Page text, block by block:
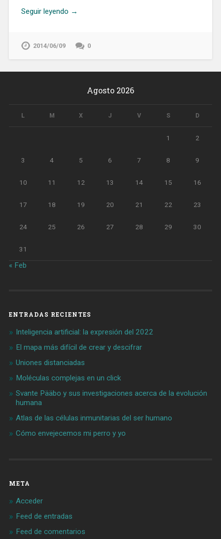
Seguir leyendo →
2014/06/09 0
Agosto 2026
L M X J V S D
1 2
3 4 5 6 7 8 9
10 11 12 13 14 15 16
17 18 19 20 21 22 23
24 25 26 27 28 29 30
31
« Feb
ENTRADAS RECIENTES
Inteligencia artificial: la expresión del 2022
El mapa más difícil de crear y descifrar
Uniones distanciadas
Moléculas complejas en un click
Svante Pääbo y sus investigaciones acerca de la evolución
humana
Atlas de las células inmunitarias del ser humano
Cómo envejecemos mi perro y yo
META
Acceder
Feed de entradas
Feed de comentarios